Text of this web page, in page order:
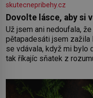
skutecnepribehy.cz
Dovolte lásce, aby si
Už jsem ani nedoufala,
pětapadesáti jsem zažila
se vdávala, když mi bylo
tak říkajíc sňatek z
oběma moc nesvědčilo,